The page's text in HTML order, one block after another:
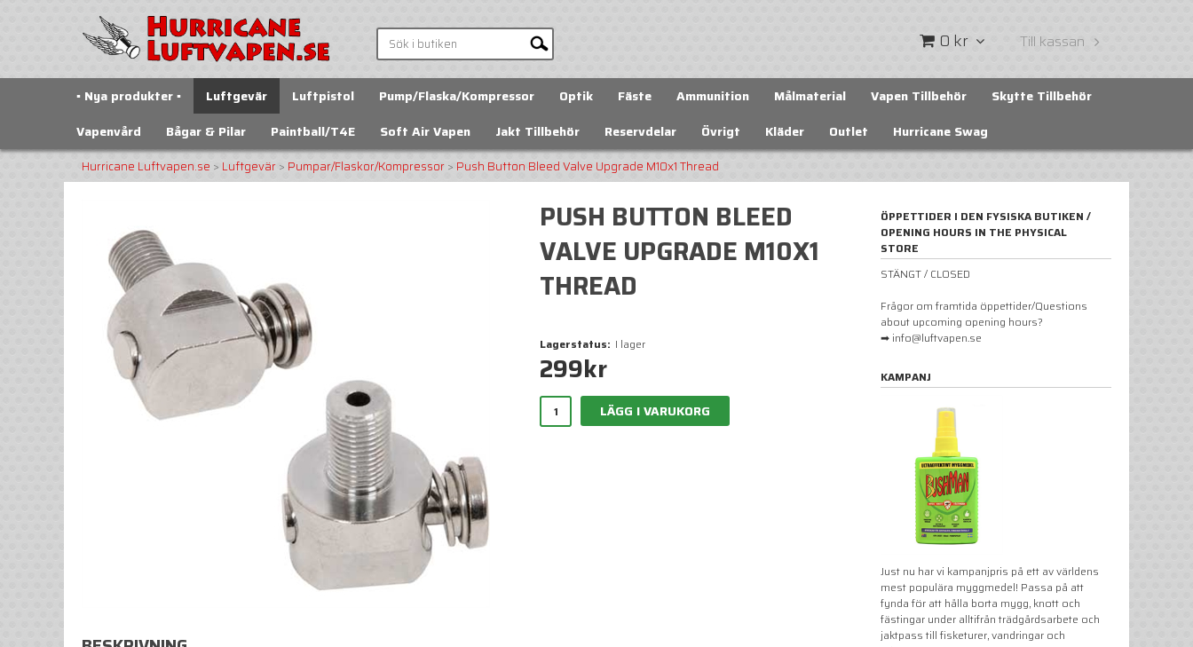
0 kr Till kassan
▪️ Nya produkter ▪️ Luftgevär Luftpistol Pump/Flaska/Kompressor Optik Fäste Ammunition Målmaterial Vapen Tillbehör
Skytte Tillbehör
Vapenvård
Bågar & Pilar Paintball/T4E Soft Air Vapen Jakt Tillbehör Reservdelar Övrigt Kläder Outlet Hurricane Swag
Hurricane Luftvapen.se > Luftgevär> Pumpar/Flaskor/Kompressor> Push Button Bleed Valve Upgrade M10x1 Thread
PUSH BUTTON BLEED
VALVE UPGRADE M10X1
THREAD
Lagerstatus: I lager
299kr
LÄGG I VARUKORG
ÖPPETTIDER I DEN FYSISKA BUTIKEN /
OPENING HOURS IN THE PHYSICAL
STORE
STÄNGT / CLOSED
Frågor om framtida öppettider/Questions
about upcoming opening hours?
➡ info@luftvapen.se
KAMPANJ
Just nu har vi kampanjpris på ett av världens
mest populära myggmedel! Passa på att
fynda för att hålla borta mygg, knott och
fästingar under alltifrån trädgårdsarbete och
jaktpass till fisketurer, vandringar och